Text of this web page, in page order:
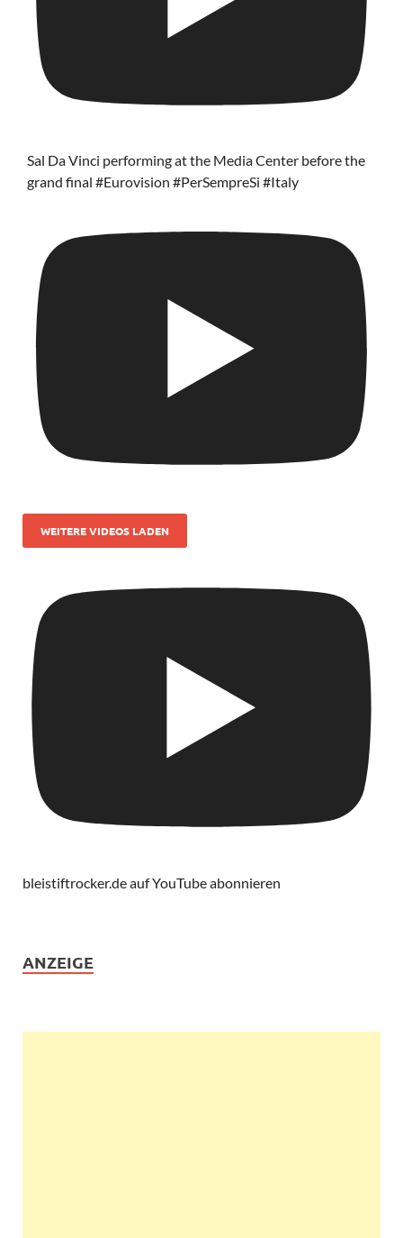
Sal Da Vinci performing at the Media Center before the
grand final #Eurovision #PerSempreSi #Italy
WEITERE VIDEOS LADEN
bleistiftrocker.de auf YouTube abonnieren
ANZEIGE